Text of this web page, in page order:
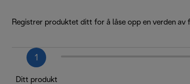
Registrer produktet ditt for å låse opp en verden av
1
Ditt produkt